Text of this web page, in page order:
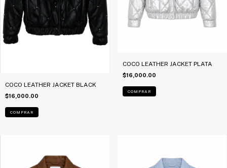
COCO LEATHER JACKET BLACK
$16,000.00
COMPRAR
COCO LEATHER JACKET PLATA
$16,000.00
COMPRAR